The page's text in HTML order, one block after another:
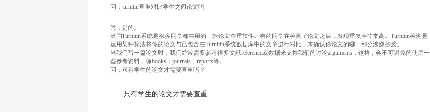
问：turnitin查重对比学生之间论文吗
答：是的。
英国Turnitin系统是很多同学都在用的一款论文查重软件。有的同学在检测了论文之后，发现重复率非常高。Turnitin检测是
运用某种算法将你的论文与已包含在Turnitin系统数据库中的文章进行对比，来确认你论文的哪一部分涉嫌抄袭。
当我们写一篇论文时，我们经常需要参考很多文献reference或数据来支撑我们的讨论arguments，这样，会不可避免的使用一
些参考资料，像books，journals，reports等。
问：只有学生的论文才需要查重吗？
只有学生的论文才需要查重